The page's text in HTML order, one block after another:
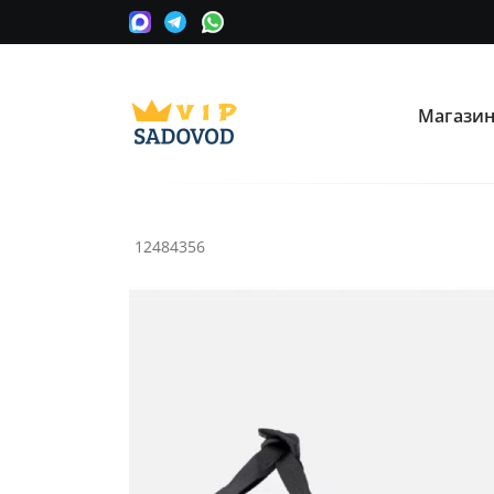
О нас
Доставка и возврат
Магазин
12484356